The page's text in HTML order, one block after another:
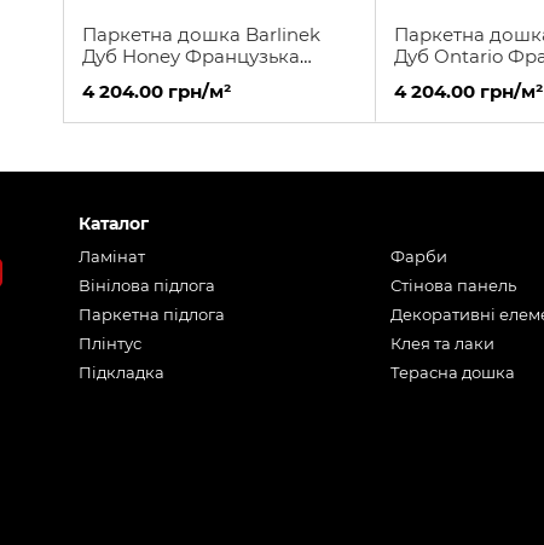
Паркетна дошка Barlinek
Дуб Honey Французька
4 204.00 грн/м²
Паркетна
Дуб Ontario
4 204.00 грн/м²
Каталог
Ламінат
Вінілова підлога
Паркетна підлога
Плінтус
Підкладка
Фарби
Стінова панель
Декоративні
Клея та лаки
Терасна дошка